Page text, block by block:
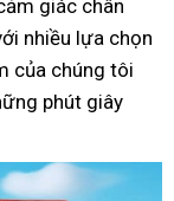
giác chân
nhiều lựa chọn
của chúng tôi
phút giây